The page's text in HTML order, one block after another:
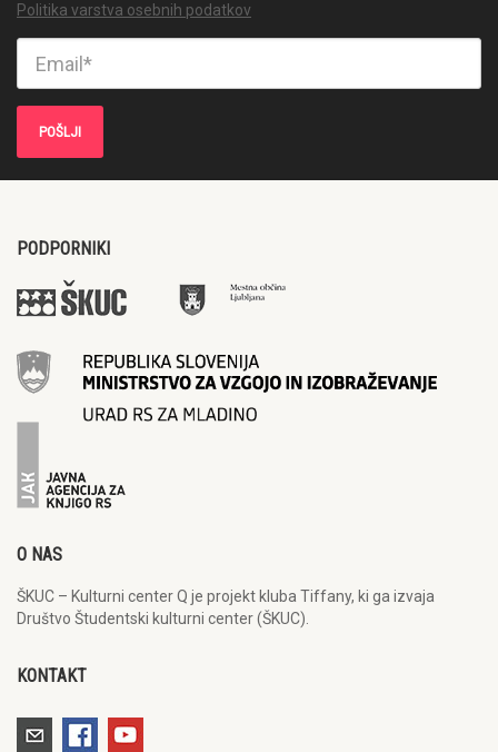
Politika varstva osebnih podatkov
PODPORNIKI
O NAS
ŠKUC – Kulturni center Q je projekt kluba Tiffany, ki ga izvaja
Društvo Študentski kulturni center (ŠKUC).
KONTAKT